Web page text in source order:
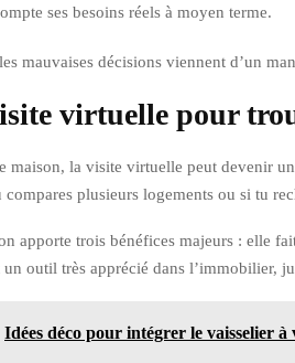
ses besoins réels à moyen terme.
mauvaises décisions viennent d’un
virtuelle pour
maison, la visite virtuelle peut devenir
plusieurs logements ou si tu
apporte trois bénéfices majeurs : elle
un outil très apprécié dans l’immobilier,
Idées déco pour intégrer le vaisselier à